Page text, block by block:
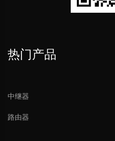
热门产品
中继器
路由器